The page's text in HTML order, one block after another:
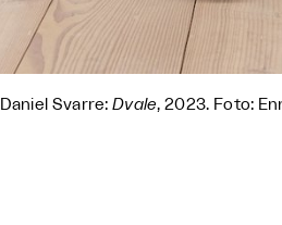
Daniel Svarre:Dvale, 2023. Foto: